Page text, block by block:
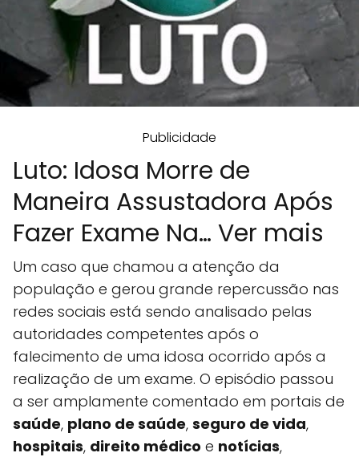
Publicidade
Luto: Idosa Morre de
Maneira Assustadora Após
Fazer Exame Na… Ver mais
Um caso que chamou a atenção da
população e gerou grande repercussão nas
redes sociais está sendo analisado pelas
autoridades competentes após o
falecimento de uma idosa ocorrido após a
realização de um exame. O episódio passou
a ser amplamente comentado em portais de
saúde, plano de saúde, seguro de vida,
hospitais, direito médico e notícias,